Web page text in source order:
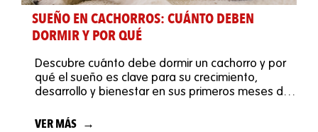
SUEÑO EN CACHORROS: CUÁNTO DEBEN
DORMIR Y POR QUÉ
Descubre cuánto debe dormir un cachorro y por
qué el sueño es clave para su crecimiento,
desarrollo y bienestar en sus primeros meses de
VER MÁS